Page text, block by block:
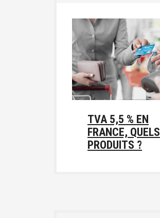
TVA 5,5 % EN
FRANCE, QUELS
PRODUITS ?